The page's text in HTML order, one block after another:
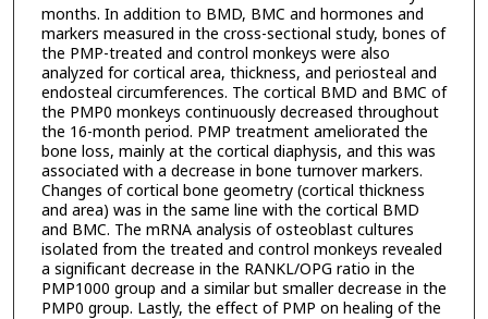
months. In addition to BMD, BMC and hormones and
markers measured in the cross-sectional study, bones of
the PMP-treated and control monkeys were also
analyzed for cortical area, thickness, and periosteal and
endosteal circumferences. The cortical BMD and BMC of
the PMP0 monkeys continuously decreased throughout
the 16-month period. PMP treatment ameliorated the
bone loss, mainly at the cortical diaphysis, and this was
associated with a decrease in bone turnover markers.
Changes of cortical bone geometry (cortical thickness
and area) was in the same line with the cortical BMD
and BMC. The mRNA analysis of osteoblast cultures
isolated from the treated and control monkeys revealed
a significant decrease in the RANKL/OPG ratio in the
PMP1000 group and a similar but smaller decrease in the
PMP0 group. Lastly, the effect of PMP on healing of the